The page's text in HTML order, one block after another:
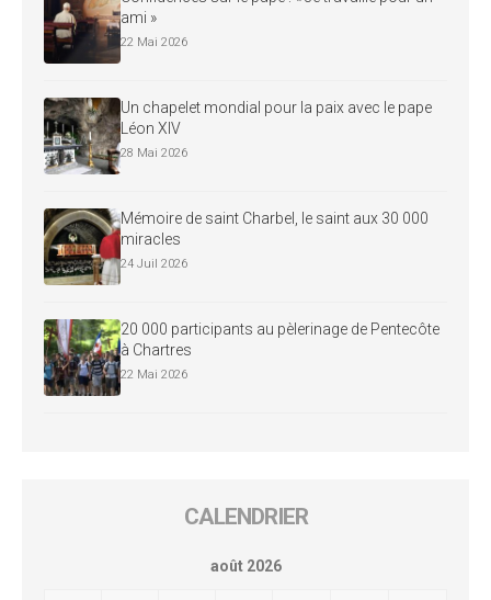
ami »
22 Mai 2026
Un chapelet mondial pour la paix avec le pape
Léon XIV
28 Mai 2026
Mémoire de saint Charbel, le saint aux 30 000
miracles
24 Juil 2026
20 000 participants au pèlerinage de Pentecôte
à Chartres
22 Mai 2026
CALENDRIER
août 2026